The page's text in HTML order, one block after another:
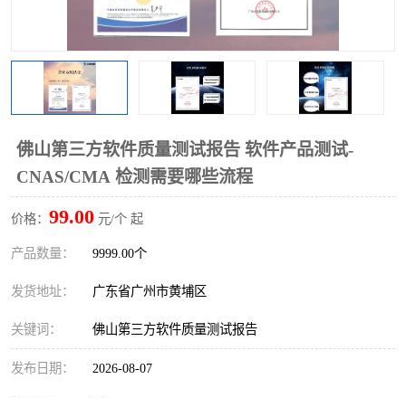
佛山第三方软件质量测试报告 软件产品测试-
CNAS/CMA 检测需要哪些流程
价格： 99.00 元/个 起
产品数量： 9999.00个
发货地址： 广东省广州市黄埔区
关键词： 佛山第三方软件质量测试报告
发布日期： 2026-08-07